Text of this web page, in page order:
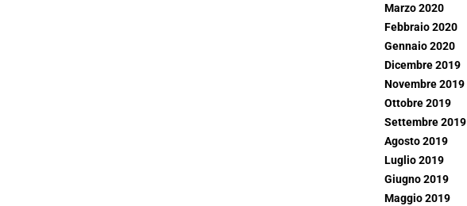
Marzo 2020
Febbraio 2020
Gennaio 2020
Dicembre 2019
Novembre 2019
Ottobre 2019
Settembre 2019
Agosto 2019
Luglio 2019
Giugno 2019
Maggio 2019